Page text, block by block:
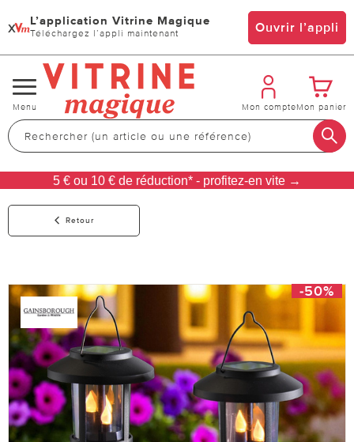
x L’application Vitrine Magique
Téléchargez l’appli maintenant Ouvrir l’appli
Changer
de
navigation
Menu Mon compteMon panier
5 € ou 10 € de réduction* - profitez-en vite →
Retour
-50%